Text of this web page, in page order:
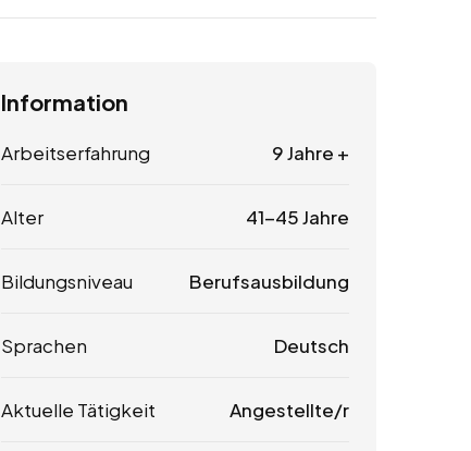
Information
Arbeitserfahrung 9 Jahre +
Alter 41-45 Jahre
Bildungsniveau Berufsausbildung
Sprachen Deutsch
Aktuelle Tätigkeit Angestellte/r